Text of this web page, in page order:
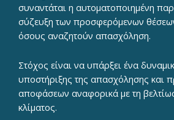
συναντάται η αυτοματοποιημένη
σύζευξη των προσφερόμενων
όσους αναζητούν απασχόληση.
Στόχος είναι να υπάρξει ένα
υποστήριξης της απασχόλησης και
αποφάσεων αναφορικά με τη
κλίματος.